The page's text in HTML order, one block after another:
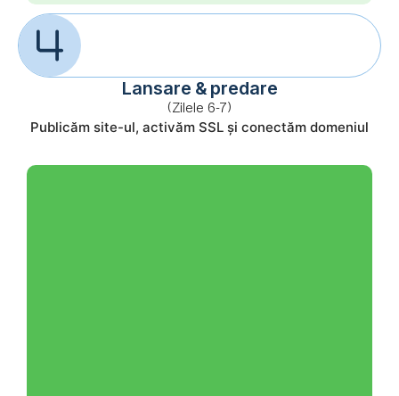
Lansare & predare
(Zilele 6-7)
Publicăm site-ul, activăm SSL și conectăm domeniul